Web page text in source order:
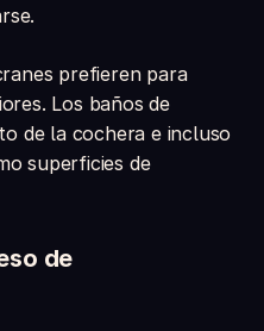
prefieren para
Los baños de
de la cochera e incluso
superficies de
de